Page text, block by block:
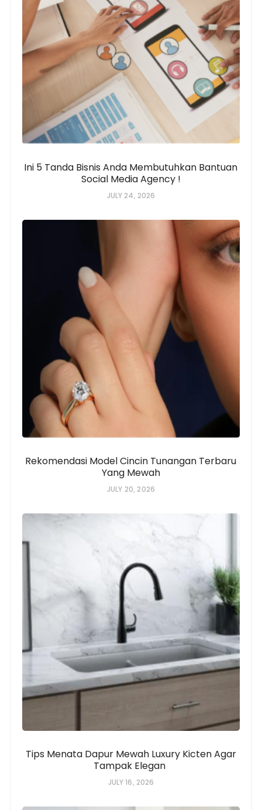
Ini 5 Tanda Bisnis Anda Membutuhkan Bantuan
Social Media Agency !
JULY 24, 2026
Rekomendasi Model Cincin Tunangan Terbaru
Yang Mewah
JULY 20, 2026
Tips Menata Dapur Mewah Luxury Kicten Agar
Tampak Elegan
JULY 16, 2026